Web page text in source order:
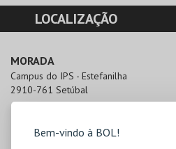
Bem-vindo à BOL!
LOCALIZAÇÃO
MORADA
Campus do IPS - Estefanilha
2910-761 Setúbal